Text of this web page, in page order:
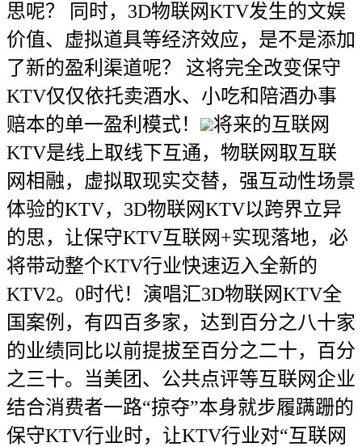
思呢？ 同时，3D物联网KTV发生的文娱
价值、虚拟道具等经济效应，是不是添加
了新的盈利渠道呢？ 这将完全改变保守
KTV仅仅依托卖酒水、小吃和陪酒办事
赔本的单一盈利模式！
将来的互联网
KTV是线上取线下互通，物联网取互联
网相融，虚拟取现实交替，强互动性场景
体验的KTV，3D物联网KTV以跨界立异
的思，让保守KTV互联网+实现落地，必
将带动整个KTV行业快速迈入全新的
KTV2。0时代！演唱汇3D物联网KTV全
国案例，有四百多家，达到百分之八十家
的业绩同比以前提拔至百分之二十，百分
之三十。当美团、公共点评等互联网企业
结合消费者一路“掠夺”本身就步履蹒跚的
保守KTV行业时，让KTV行业对“互联网